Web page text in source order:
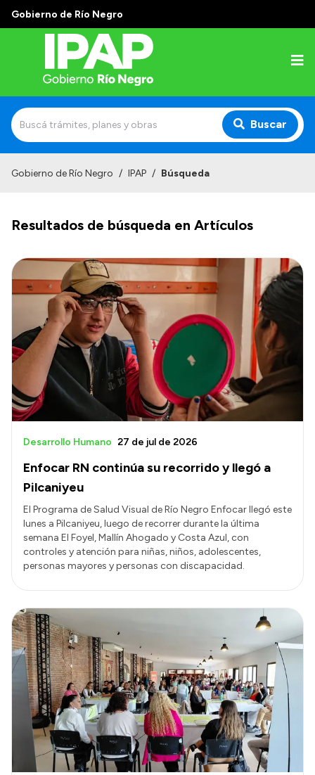
Gobierno de Río Negro
Buscar
El IPAP
Autoridades
Alumnos
Docentes y Capacitadores
Delegaciones
Normativa
Accesos directos
SIU GUARANÍ
TECNICATURAS
CAPACITACIONES
Gobierno de Río Negro / IPAP / Búsqueda
Resultados de búsqueda en Artículos
Enfocar RN continúa su recorrido y llegó a
Pilcaniyeu
Desarrollo Humano 27 de jul de 2026
El Programa de Salud Visual de Río Negro Enfocar llegó este
lunes a Pilcaniyeu, luego de recorrer durante la última
semana El Foyel, Mallín Ahogado y Costa Azul, con
controles y atención para niñas, niños, adolescentes,
personas mayores y personas con discapacidad.